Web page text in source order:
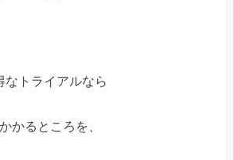
なトライアルなら
かるところを、